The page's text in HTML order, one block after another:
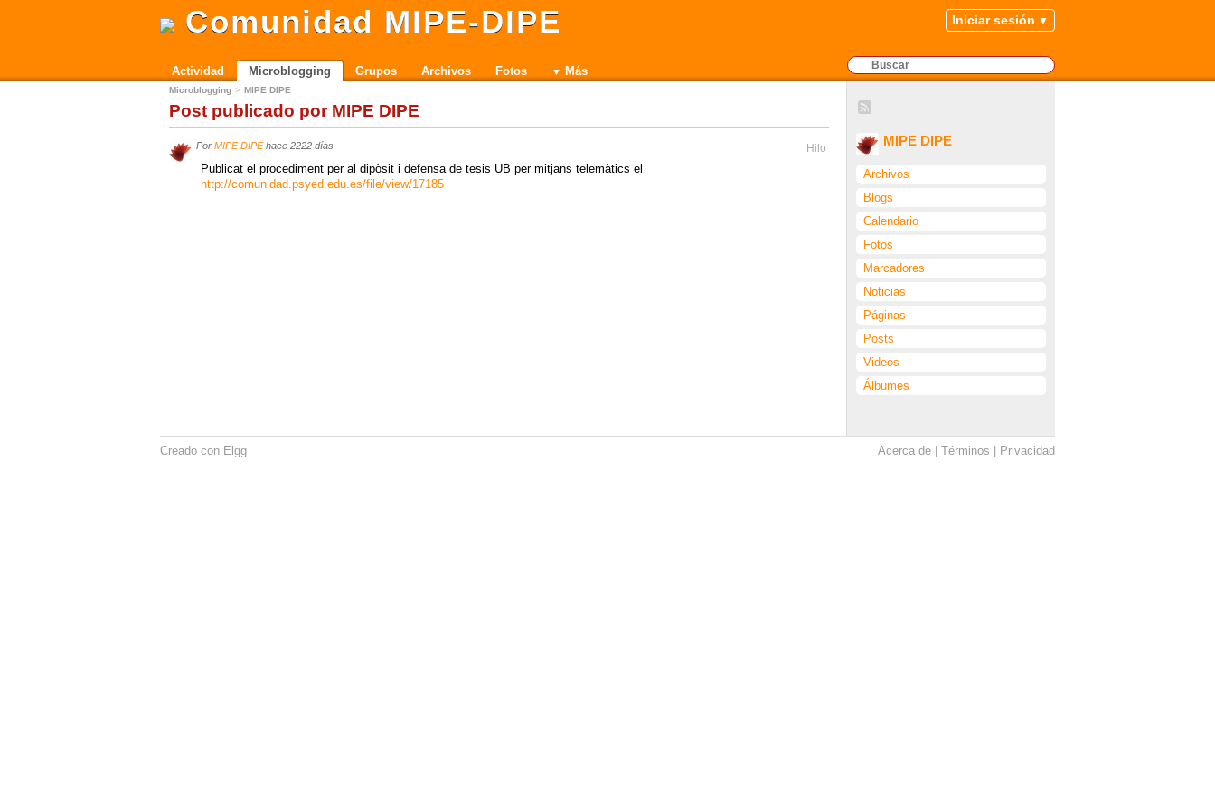
Comunidad MIPE-DIPE Iniciar sesión
Actividad Microblogging Grupos Archivos Fotos Más
MIPE DIPE
Archivos
Blogs
Calendario
Fotos
Marcadores
Noticias
Páginas
Posts
Videos
Álbumes
Microblogging MIPE DIPE
Post publicado por MIPE DIPE
Hilo
Por MIPE DIPE hace 2222 días
Publicat el procediment per al dipòsit i defensa de tesis UB per mitjans telemàtics el
http://comunidad.psyed.edu.es/file/view/17185
Acerca de Términos Privacidad
Creado con Elgg